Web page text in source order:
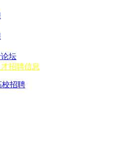
坛
招聘信息
校招聘